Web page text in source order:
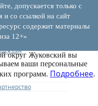
допускается только с
и со ссылкой на сайт
содержит материалы
12+»
округ Жуковский вы
ваши персональные
программ. Подробнее.